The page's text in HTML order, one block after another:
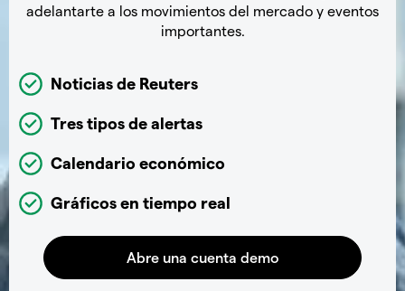
adelantarte a los movimientos del mercado y eventos
importantes.
Noticias de Reuters
Tres tipos de alertas
Calendario económico
Gráficos en tiempo real